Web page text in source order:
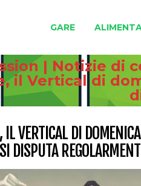
GARE
| Notizie di
il Vertical di
IL VERTICAL DI
DISPUTA